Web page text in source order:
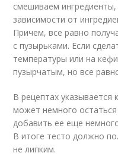
смешиваем
зависимости от
Причем, все равно
с пузырьками. Если
температуры или на
пузырчатым, но все
В рецептах указывается
может немного
добавить ее еще
В итоге тесто должно
не липким.